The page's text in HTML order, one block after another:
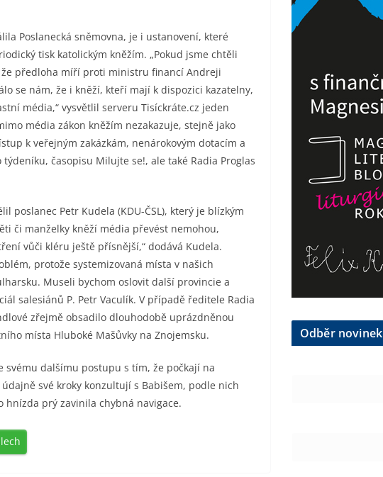
Poslanecká sněmovna, je i ustanovení, které
tisk katolickým kněžím. „Pokud jsme chtěli
předloha míří proti ministru financí Andreji
se nám, že i kněží, kteří mají k dispozici kazatelny,
média,“ vysvětlil serveru Tisíckráte.cz jeden
média zákon kněžím nezakazuje, stejně jako
k veřejným zakázkám, nenárokovým dotacím a
časopisu Milujte se!, ale také Radia Proglas
poslanec Petr Kudela (KDU-ČSL), který je blízkým
či manželky kněží média převést nemohou,
vůči kléru ještě přísnější,“ dodává Kudela.
protože systemizovaná místa v našich
Museli bychom oslovit další provincie a
salesiánů P. Petr Vaculík. V případě ředitele Radia
zřejmě obsadilo dlouhodobě uprázdněnou
místa Hluboké Mašůvky na Znojemsku.
dalšímu postupu s tím, že počkají na
své kroky konzultují s Babišem, podle nich
hnízda prý zavinila chybná navigace.
Odběr novinek